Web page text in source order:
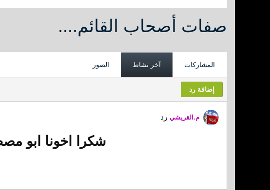
صفات أصحاب القائم....
المشاركات آخر نشاط الصور
إضافة رد
م.القريشي رد
شكرا اخونا ابو